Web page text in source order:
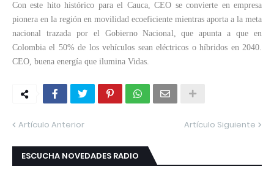
Con este hito histórico para el Cauca, CEO se convierte en empresa
pionera en la región en movilidad ecoeficiente mientras aporta a la meta
nacional trazada por el Gobierno Nacional, que apunta a que en
Colombia el 50% de los vehículos sean eléctricos o híbridos en 2040.
CEO, buena energía que ilumina Vidas.
Artículo Anterior Artículo Siguiente
ESCUCHA NOVEDADES RADIO